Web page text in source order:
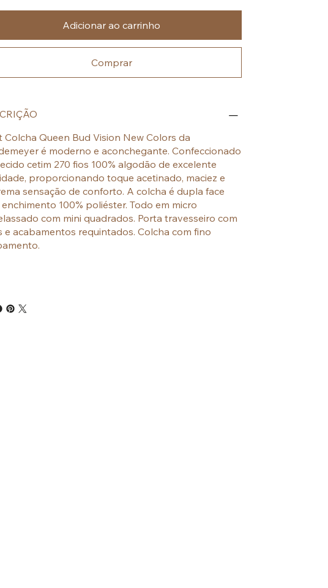
Adicionar ao carrinho
Comprar
Colcha Queen Bud Vision New Colors da
é moderno e aconchegante. Confeccionado
cetim 270 fios 100% algodão de excelente
proporcionando toque acetinado, maciez e
sensação de conforto. A colcha é dupla face
100% poliéster. Todo em micro
com mini quadrados. Porta travesseiro com
e acabamentos requintados. Colcha com fino